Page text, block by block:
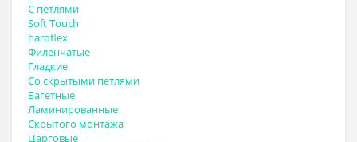
С петлями
Soft Touch
hardflex
Филенчатые
Гладкие
Со скрытыми петлями
Багетные
Ламинированные
Скрытого монтажа
Царговые